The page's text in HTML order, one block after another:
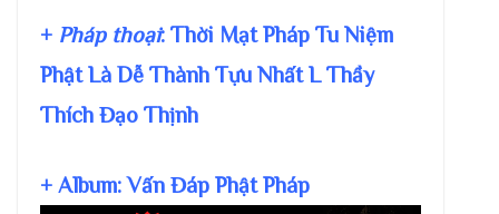
+ Pháp thoại: Thời Mạt Pháp Tu Niệm
Phật Là Dễ Thành Tựu Nhất L Thầy
Thích Đạo Thịnh
+ Album: Vấn Đáp Phật Pháp